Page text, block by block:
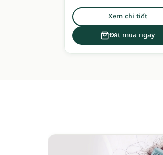
สมุนไพรเข้มข้นXem chi tiết
Đặt mua ngay